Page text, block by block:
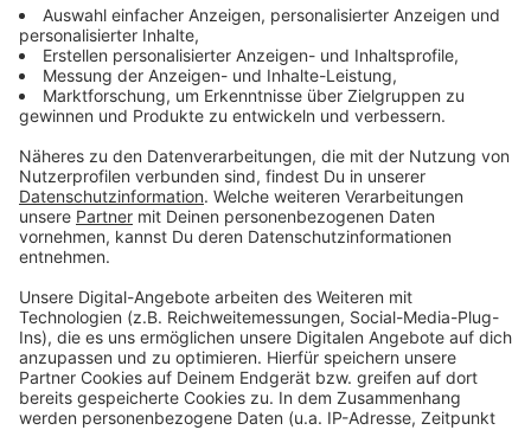
„Wir haben den Zug zum Tor verloren“ – Industrie
und Land OÖ drängen auf Kurswechsel